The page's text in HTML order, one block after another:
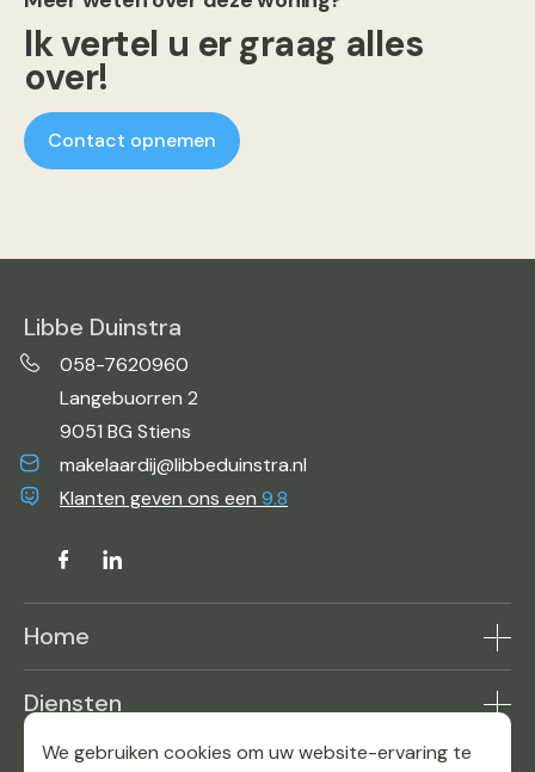
Ik vertel u er graag alles
over!
Contact opnemen
We gebruiken cookies om uw website-ervaring te
Libbe Duinstra
058-7620960
Langebuorren 2
9051 BG Stiens
makelaardij@libbeduinstra.nl
Klanten geven ons een 9.8
Home
Aanbod
Makelaar in de buurt
Reviews
Diensten
Woning verkopen